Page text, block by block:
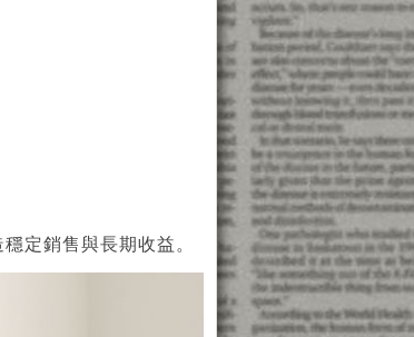
定銷售與長期收益。